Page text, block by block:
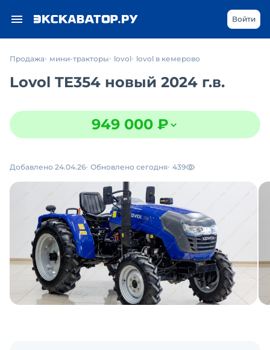
Войти
Продажа мини-тракторы lovol lovol в кемерово
Lovol TE354 новый 2024 г.в.
949 000 ₽
Добавлено 24.04.26 Обновлено сегодня 439